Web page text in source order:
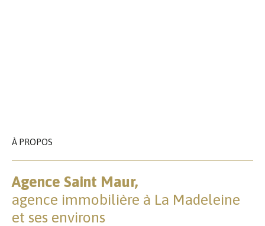
À PROPOS
Agence Saint Maur,
agence immobilière à La Madeleine
et ses environs